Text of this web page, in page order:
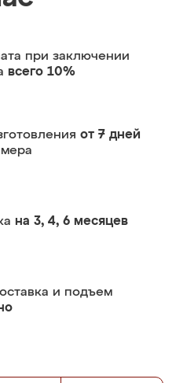
при заключении
всего 10%
от 7 дней
на 3, 4, 6 месяцев
и подъем